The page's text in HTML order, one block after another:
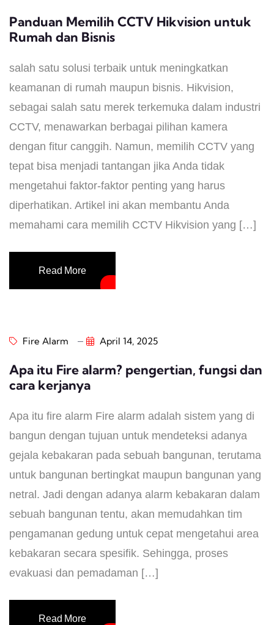
Panduan Memilih CCTV Hikvision untuk
Rumah dan Bisnis
salah satu solusi terbaik untuk meningkatkan
keamanan di rumah maupun bisnis. Hikvision,
sebagai salah satu merek terkemuka dalam industri
CCTV, menawarkan berbagai pilihan kamera
dengan fitur canggih. Namun, memilih CCTV yang
tepat bisa menjadi tantangan jika Anda tidak
mengetahui faktor-faktor penting yang harus
diperhatikan. Artikel ini akan membantu Anda
memahami cara memilih CCTV Hikvision yang […]
Read More
Fire Alarm April 14, 2025
Apa itu Fire alarm? pengertian, fungsi dan
cara kerjanya
Apa itu fire alarm Fire alarm adalah sistem yang di
bangun dengan tujuan untuk mendeteksi adanya
gejala kebakaran pada sebuah bangunan, terutama
untuk bangunan bertingkat maupun bangunan yang
netral. Jadi dengan adanya alarm kebakaran dalam
sebuah bangunan tentu, akan memudahkan tim
pengamanan gedung untuk cepat mengetahui area
kebakaran secara spesifik. Sehingga, proses
evakuasi dan pemadaman […]
Read More